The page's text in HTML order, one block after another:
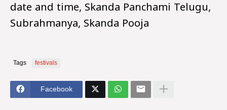
date and time, Skanda Panchami Telugu,
Subrahmanya, Skanda Pooja
Tags festivals
Facebook